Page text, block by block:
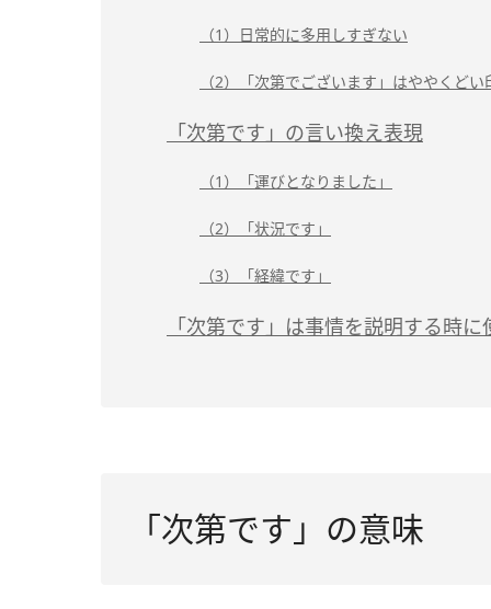
（1）日常的に多用しすぎない
（2）「次第でございます」はややくどい
「次第です」の言い換え表現
（1）「運びとなりました」
（2）「状況です」
（3）「経緯です」
「次第です」は事情を説明する時に
「次第です」の意味